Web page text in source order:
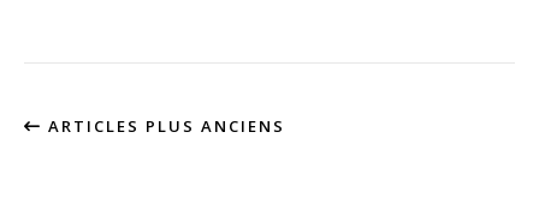
ARTICLES PLUS ANCIENS